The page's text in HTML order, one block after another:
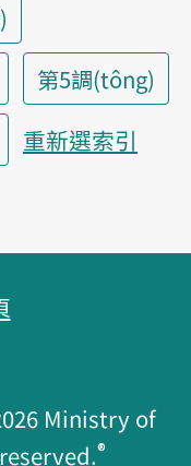
第5調(tông)
重新選索引
Ministry of
®